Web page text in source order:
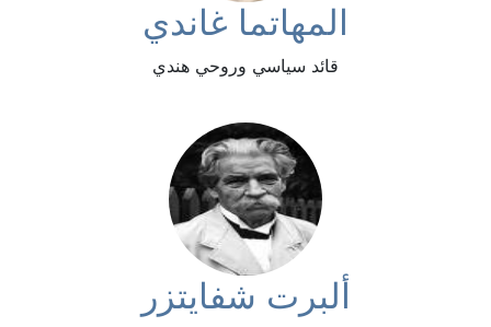
المهاتما غاندي
قائد سياسي وروحي هندي
ألبرت شفايتزر